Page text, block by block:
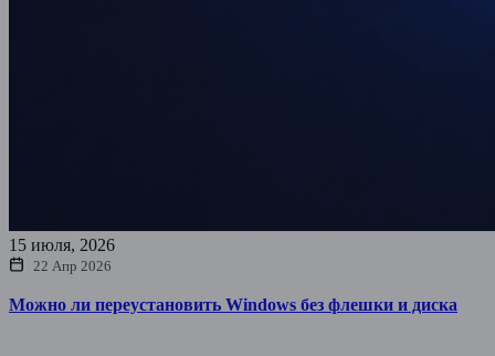
15 июля, 2026
22 Апр 2026
Можно ли переустановить Windows без флешки и диска